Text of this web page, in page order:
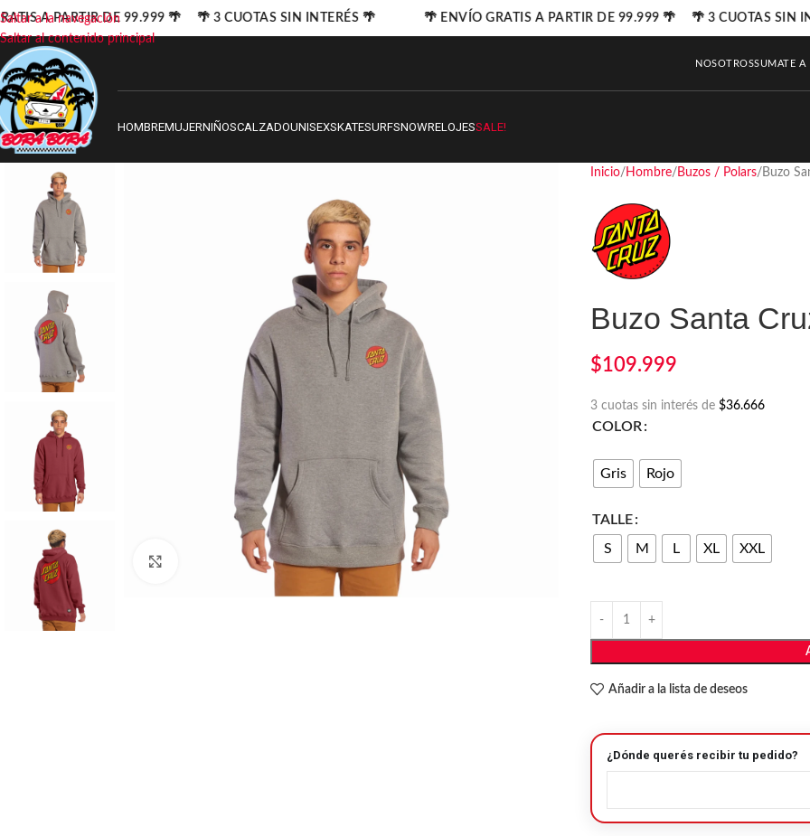
Saltar a la navegación
Saltar al contenido principal
NOSOTROSSUMATE A
HOMBREMUJERNIÑOSCALZADOUNISEXSKATESURFSNOWRELOJESSALE!
Haga clic para ampliar
Inicio Hombre Buzos / Polars Buzo
Buzo Santa
$109.999
3 cuotas sin interés de$36.666
COLOR
Gris Rojo
TALLE
S
M L XL XXL
Añadir a la lista de deseos
¿Dónde querés recibir tu pedido?
A PARTIR DE 99.999 🌴 🌴 3 CUOTAS SIN INTERÉS 🌴 🌴 ENVÍO GRATIS A PARTIR DE 99.999 🌴 🌴 3 CUOTAS SIN